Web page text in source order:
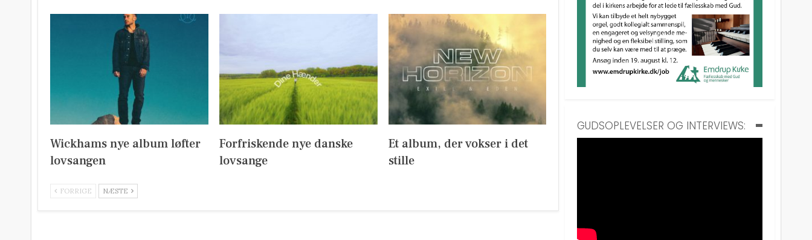
Wickhams nye album løfter
lovsangen
Forfriskende nye danske
lovsange
Et album, der vokser i det
stille
FORRIGE NÆSTE
GUDSOPLEVELSER OG INTERVIEWS: